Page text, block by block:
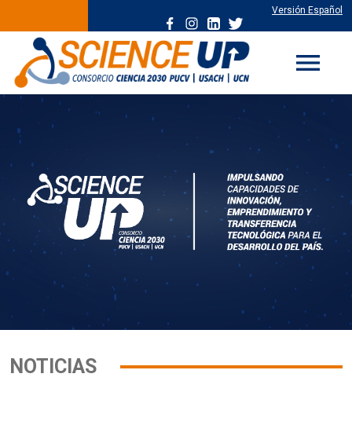
Versión Español
menu
NOTICIAS